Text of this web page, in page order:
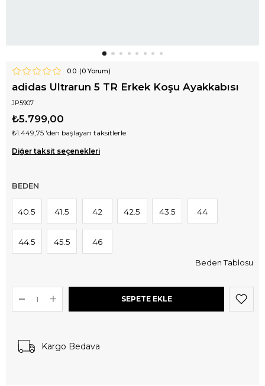
0.0 (0Yorum)
adidas Ultrarun 5 TR Erkek Koşu Ayakkabısı
JP5907
₺5.799,00
₺1.449,75 'den başlayan taksitlerle
Diğer taksit seçenekleri
BEDEN
40.5 41.5 42 42.5 43.5 44
44.5 45.5 46
Beden Tablosu
Kargo Bedava